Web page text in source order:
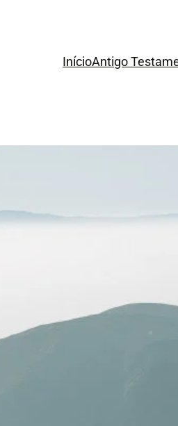
InícioAntigo